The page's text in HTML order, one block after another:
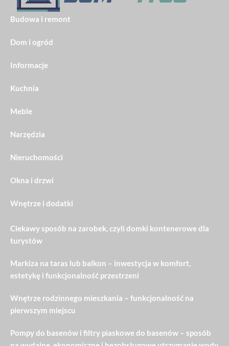
Budowa i remont
Dom i ogród
Informacje
Kuchnia
Meble
Narzędzia
Nieruchomości
Okna i drzwi
Wnętrze i dodatki
Ciekawy sposób na zarobek, czyli domki kontenerowe dla
turystów
Markiza na taras lub balkon – inwestycja w komfort,
estetykę i funkcjonalność przestrzeni
Wnętrze rodzinnego mieszkania – funkcjonalność na
pierwszym miejscu
Pompy do basenów i filtry piaskowe do basenów – sposób